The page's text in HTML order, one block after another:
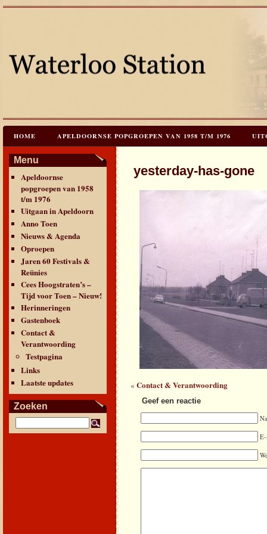
HOME APELDOORNSE POPGROEPEN VAN 1958 T/M 1976
JAREN 60 FESTIVALS & REÜNIES
CONTACT & VERANTWOORDING LINKS LAATSTE UPDATES
Menu
Apeldoornse
popgroepen van 1958
t/m 1976
Uitgaan in Apeldoorn
Anno Toen
Nieuws & Agenda
Oproepen
Jaren 60 Festivals &
Reünies
Cees Hoogstraten’s –
Tijd voor Toen – Nieuw!
Herinneringen
Gastenboek
Contact &
Verantwoording
Testpagina
Links
Laatste updates
Zoeken
yesterday-has-gone
«Contact & Verantwoording
Geef een reactie